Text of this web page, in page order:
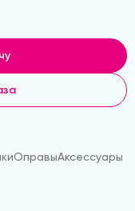
ОправыАксессуары